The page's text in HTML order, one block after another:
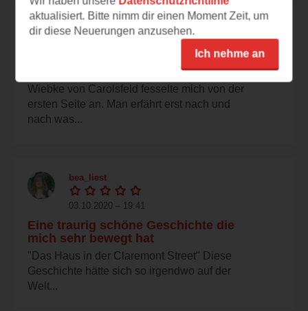
Wiebke von Carolsfeld fesselte mich von der
ersten Seite an. Man erfährt erst nach und
nach was...
bea_liest
03.10.2020 – 19:41
Eine traurig schöne Geschichte die
mich sehr bewegt hat
"Das Haus in der Claremont Street" Diese
Geschichte hätte sich so irgendwo auf der
Welt...
aktualisiert. Bitte nimm dir einen Moment Zeit, um
dir diese Neuerungen anzusehen.
Ich nehme an